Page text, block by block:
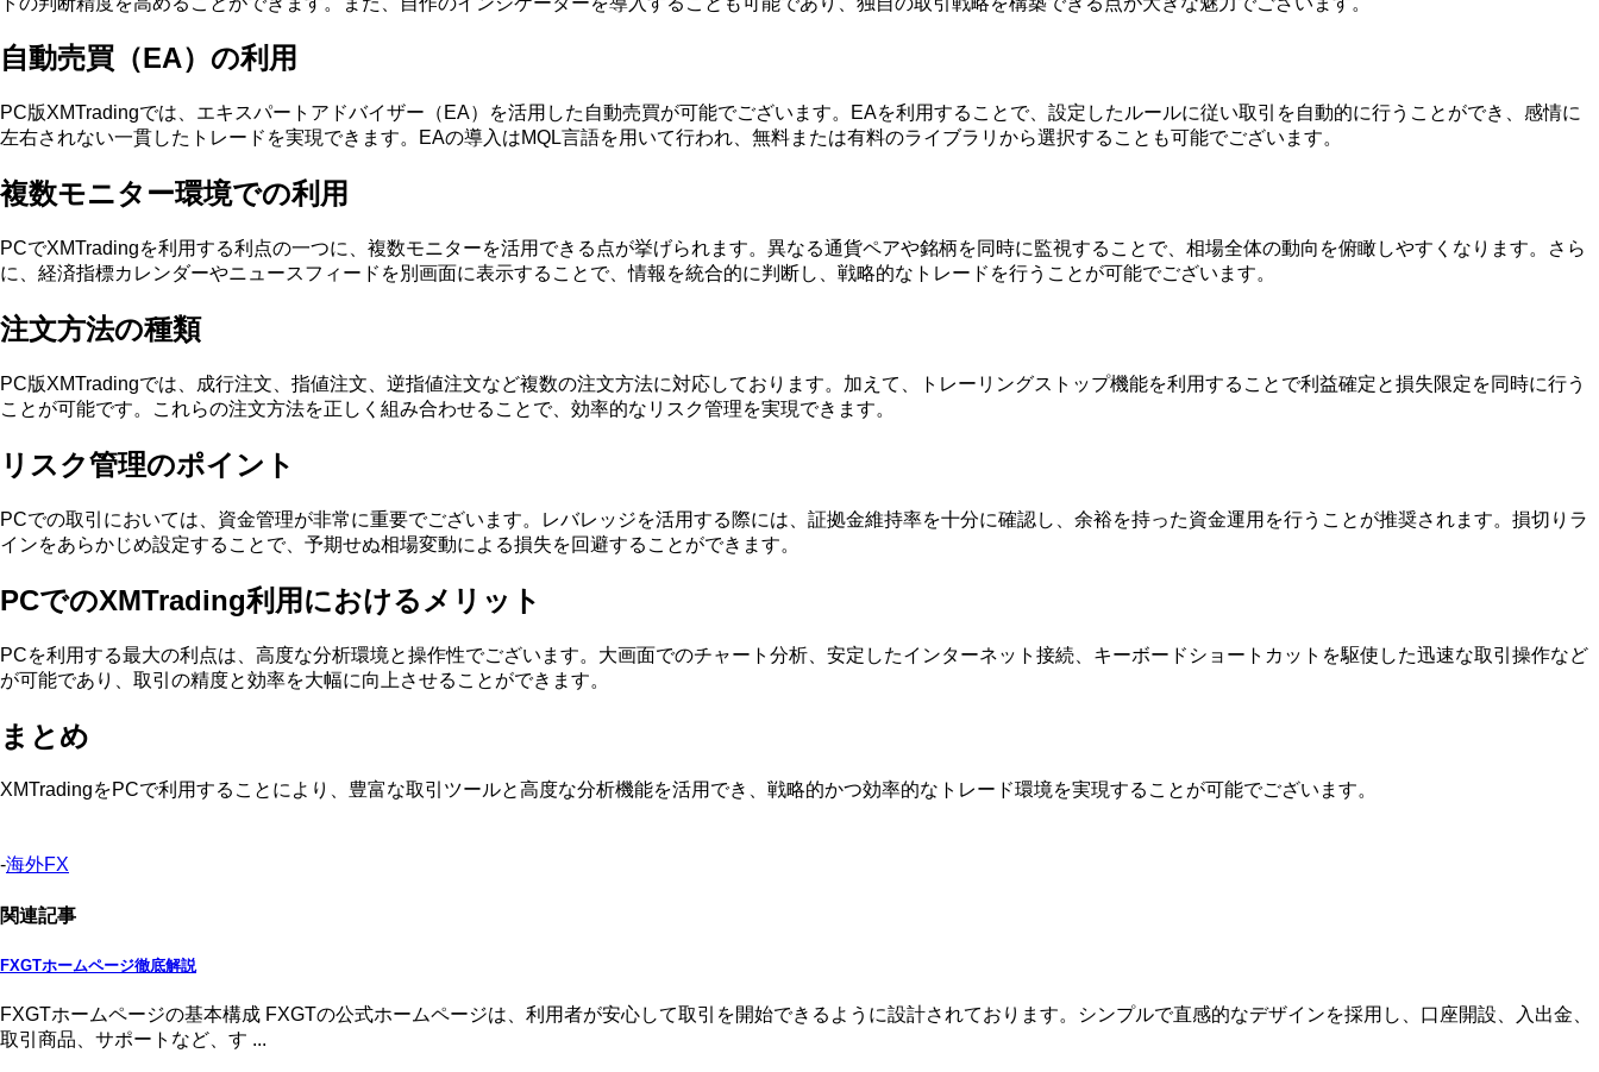
自動売買（EA）の利用
PC版XMTradingでは、エキスパートアドバイザー（EA）を活用した自動売買が可能でございます。EAを利用することで、設定したルールに従い取引を自動的に行うことができ、感情に
左右されない一貫したトレードを実現できます。EAの導入はMQL言語を用いて行われ、無料または有料のライブラリから選択することも可能でございます。
複数モニター環境での利用
PCでXMTradingを利用する利点の一つに、複数モニターを活用できる点が挙げられます。異なる通貨ペアや銘柄を同時に監視することで、相場全体の動向を俯瞰しやすくなります。さら
に、経済指標カレンダーやニュースフィードを別画面に表示することで、情報を統合的に判断し、戦略的なトレードを行うことが可能でございます。
注文方法の種類
PC版XMTradingでは、成行注文、指値注文、逆指値注文など複数の注文方法に対応しております。加えて、トレーリングストップ機能を利用することで利益確定と損失限定を同時に行う
ことが可能です。これらの注文方法を正しく組み合わせることで、効率的なリスク管理を実現できます。
リスク管理のポイント
PCでの取引においては、資金管理が非常に重要でございます。レバレッジを活用する際には、証拠金維持率を十分に確認し、余裕を持った資金運用を行うことが推奨されます。損切りラ
インをあらかじめ設定することで、予期せぬ相場変動による損失を回避することができます。
PCでのXMTrading利用におけるメリット
PCを利用する最大の利点は、高度な分析環境と操作性でございます。大画面でのチャート分析、安定したインターネット接続、キーボードショートカットを駆使した迅速な取引操作など
が可能であり、取引の精度と効率を大幅に向上させることができます。
まとめ
XMTradingをPCで利用することにより、豊富な取引ツールと高度な分析機能を活用でき、戦略的かつ効率的なトレード環境を実現することが可能でございます。
-海外FX
関連記事
FXGTホームページ徹底解説
FXGTホームページの基本構成 FXGTの公式ホームページは、利用者が安心して取引を開始できるように設計されております。シンプルで直感的なデザインを採用し、口座開設、入出金、
取引商品、サポートなど、す ...